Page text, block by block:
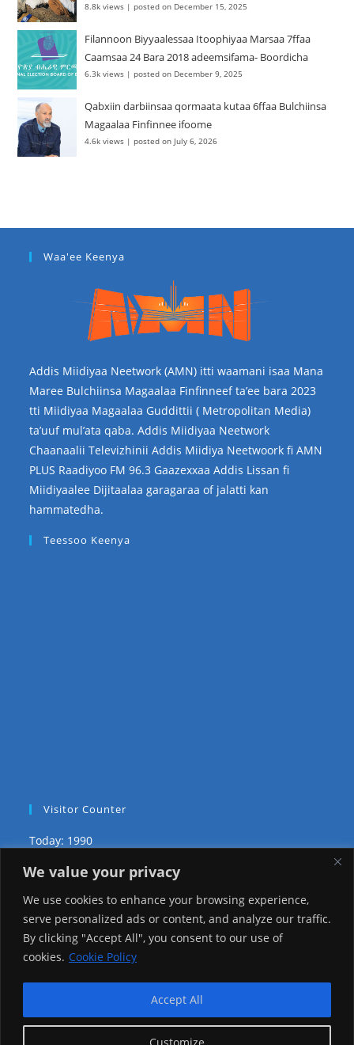
We value your privacy
We use cookies to enhance your browsing experience,
serve personalized ads or content, and analyze our traffic.
By clicking "Accept All", you consent to our use of
cookies. Cookie Policy
Customize
Accept All
8.8k views |posted on December 15, 2025
Filannoon Biyyaalessaa Itoophiyaa Marsaa 7ffaa
Caamsaa 24 Bara 2018 adeemsifama- Boordicha
6.3k views |posted on December 9, 2025
Qabxiin darbiinsaa qormaata kutaa 6ffaa Bulchiinsa
Magaalaa Finfinnee ifoome
4.6k views |posted on July 6, 2026
Waa'ee Keenya
Addis Miidiyaa Neetwork (AMN) itti waamani isaa Mana
Maree Bulchiinsa Magaalaa Finfinneef ta’ee bara 2023
tti Miidiyaa Magaalaa Guddittii ( Metropolitan Media)
ta’uuf mul’ata qaba. Addis Miidiyaa Neetwork
Chaanaalii Televizhinii Addis Miidiya Neetwoork fi AMN
PLUS Raadiyoo FM 96.3 Gaazexxaa Addis Lissan fi
Miidiyaalee Dijitaalaa garagaraa of jalatti kan
hammatedha.
Teessoo Keenya
Visitor Counter
Today: 1990
Yesterday: 2148
This Week: 20946
This Month: 70219
1218038